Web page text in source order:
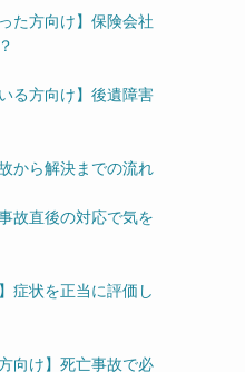
た方向け】保険会社
る方向け】後遺障害
から解決までの流れ
故直後の対応で気を
症状を正当に評価し
向け】死亡事故で必